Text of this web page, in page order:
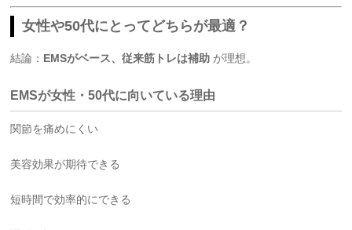
女性や50代にとってどちらが最適？
結論： EMSがベース、従来筋トレは補助 が理想。
EMSが女性・50代に向いている理由
関節を痛めにくい
美容効果が期待できる
短時間で効率的にできる